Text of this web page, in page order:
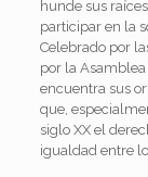
hunde sus
participar en la
Celebrado por
por la
encuentra sus
que,
siglo XX el
igualdad entre